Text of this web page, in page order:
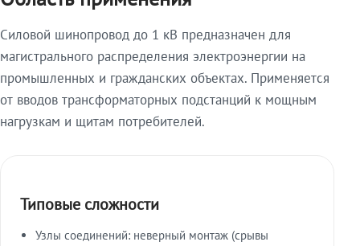
Силовой шинопровод до 1 кВ предназначен для
магистрального распределения электроэнергии на
промышленных и гражданских объектах. Применяется
от вводов трансформаторных подстанций к мощным
нагрузкам и щитам потребителей.
Типовые сложности
Узлы соединений: неверный монтаж (срывы